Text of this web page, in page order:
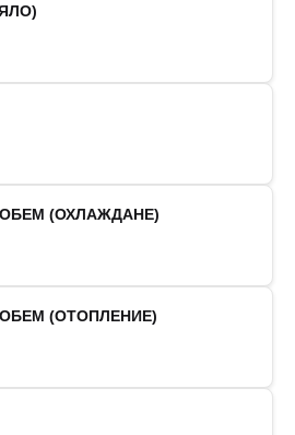
(ОХЛАЖДАНЕ)
(ОТОПЛЕНИЕ)